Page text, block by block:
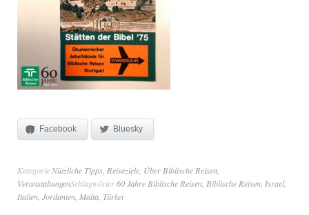
Facebook Bluesky
Kategorie Nützliche Tipps Reiseziele Über Biblische Reisen
VeranstaltungenSchlagwörter60 Jahre Biblische Reisen Biblische Reisen Israel,
Italien Jordanien Malta Türkei